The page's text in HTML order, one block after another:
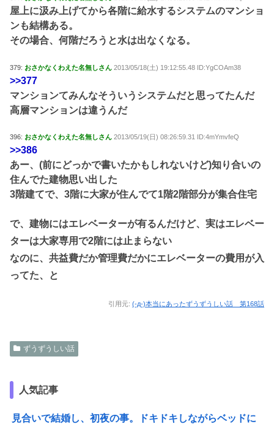
屋上に汲み上げてから各階に給水するシステムのマンショ
ンも結構ある。
その場合、何階だろうと水は出なくなる。
379: おさかなくわえた名無しさん 2013/05/18(土) 19:12:55.48 ID:YgCOAm38
>>377
マンションてみんなそういうシステムだと思ってたんだ
高層マンションは違うんだ
396: おさかなくわえた名無しさん 2013/05/19(日) 08:26:59.31 ID:4mYmvfeQ
>>386
あー、(前にどっかで書いたかもしれないけど)知り合いの
住んでた建物思い出した
3階建てで、3階に大家が住んでて1階2階部分が集合住宅
で、建物にはエレベーターが有るんだけど、実はエレベー
ターは大家専用で2階には止まらない
なのに、共益費だか管理費だかにエレベーターの費用が入
ってた、と
引用元: (-д-)本当にあったずうずうしい話 第168話
ずうずうしい話
人気記事
見合いで結婚し、初夜の事。ドキドキしながらベッドに